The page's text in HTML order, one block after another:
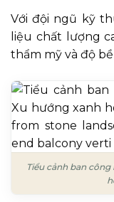
Với đội ngũ kỹ
liệu chất lượng
thẩm mỹ và độ
Tiểu cảnh ban